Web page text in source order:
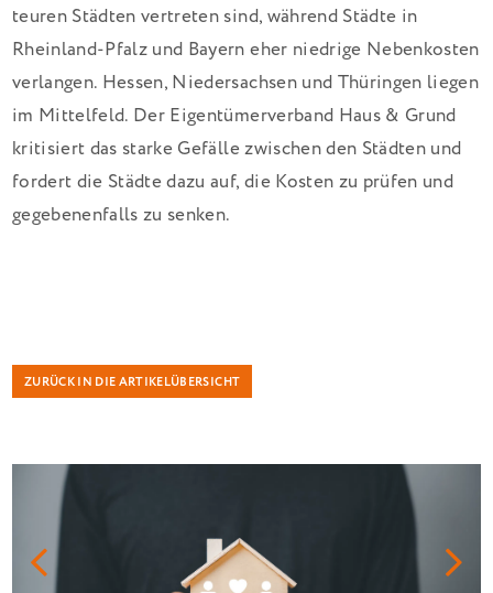
teuren Städten vertreten sind, während Städte in
Rheinland-Pfalz und Bayern eher niedrige Nebenkosten
verlangen. Hessen, Niedersachsen und Thüringen liegen
im Mittelfeld. Der Eigentümerverband Haus & Grund
kritisiert das starke Gefälle zwischen den Städten und
fordert die Städte dazu auf, die Kosten zu prüfen und
gegebenenfalls zu senken.
ZURÜCK IN DIE ARTIKELÜBERSICHT